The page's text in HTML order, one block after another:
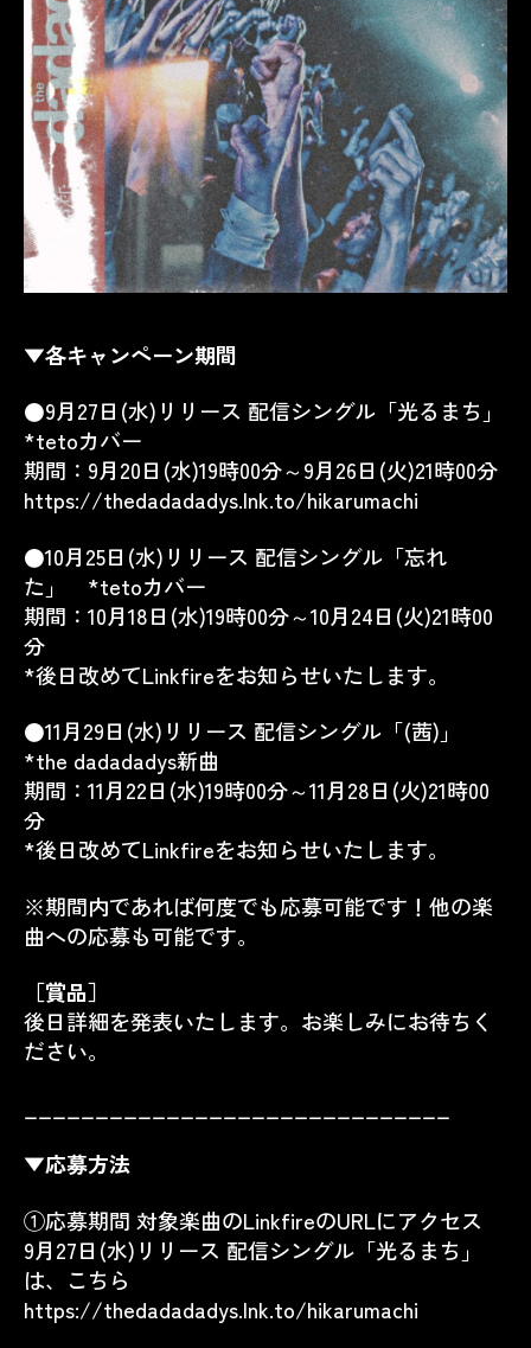
▼各キャンペーン期間
●9月27日(水)リリース 配信シングル「光るまち」
*tetoカバー
期間：9月20日(水)19時00分～9月26日(火)21時00分
https://thedadadadys.lnk.to/hikarumachi
●10月25日(水)リリース 配信シングル「忘れ
た」 *tetoカバー
期間：10月18日(水)19時00分～10月24日(火)21時00
分
*後日改めてLinkfireをお知らせいたします。
●11月29日(水)リリース 配信シングル「(茜)」
*the dadadadys新曲
期間：11月22日(水)19時00分～11月28日(火)21時00
分
*後日改めてLinkfireをお知らせいたします。
※期間内であれば何度でも応募可能です！他の楽
曲への応募も可能です。
［賞品］
後日詳細を発表いたします。お楽しみにお待ちく
ださい。
▼応募方法
①応募期間 対象楽曲のLinkfireのURLにアクセス
9月27日(水)リリース 配信シングル「光るまち」
は、こちら
https://thedadadadys.lnk.to/hikarumachi